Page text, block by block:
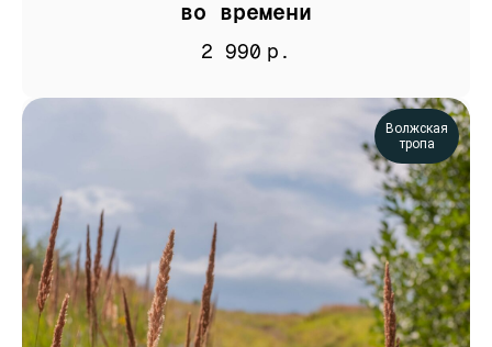
во времени
2 990 р.
Волжская
тропа